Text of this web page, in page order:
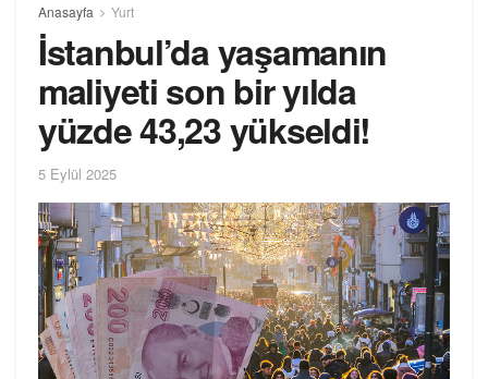
Anasayfa Yurt
İstanbul’da yaşamanın
maliyeti son bir yılda
yüzde 43,23 yükseldi!
5 Eylül 2025